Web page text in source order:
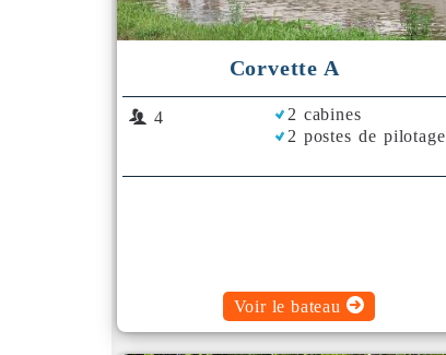
Corvette A
4
2 cabines
2 postes de pilotage
Voir le bateau